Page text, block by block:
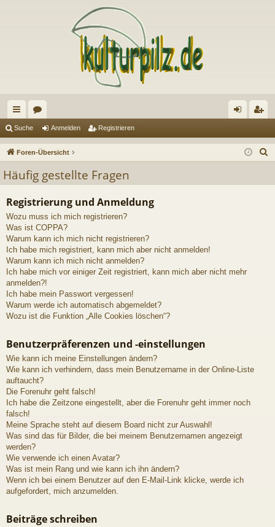
ch
ne
ug
riff
en m
de
ist
re
Suche Anmelden Registrieren
Foren-Übersicht
Häufig gestellte Fragen
Registrierung und Anmeldung
Wozu muss ich mich registrieren?
Was ist COPPA?
Warum kann ich mich nicht registrieren?
Ich habe mich registriert, kann mich aber nicht anmelden!
Warum kann ich mich nicht anmelden?
Ich habe mich vor einiger Zeit registriert, kann mich aber nicht mehr
anmelden?!
Ich habe mein Passwort vergessen!
Warum werde ich automatisch abgemeldet?
Wozu ist die Funktion „Alle Cookies löschen“?
Benutzerpräferenzen und -einstellungen
Wie kann ich meine Einstellungen ändern?
Wie kann ich verhindern, dass mein Benutzername in der Online-Liste
auftaucht?
Die Forenuhr geht falsch!
Ich habe die Zeitzone eingestellt, aber die Forenuhr geht immer noch
falsch!
Meine Sprache steht auf diesem Board nicht zur Auswahl!
Was sind das für Bilder, die bei meinem Benutzernamen angezeigt
werden?
Wie verwende ich einen Avatar?
Was ist mein Rang und wie kann ich ihn ändern?
Wenn ich bei einem Benutzer auf den E-Mail-Link klicke, werde ich
aufgefordert, mich anzumelden.
Beiträge schreiben